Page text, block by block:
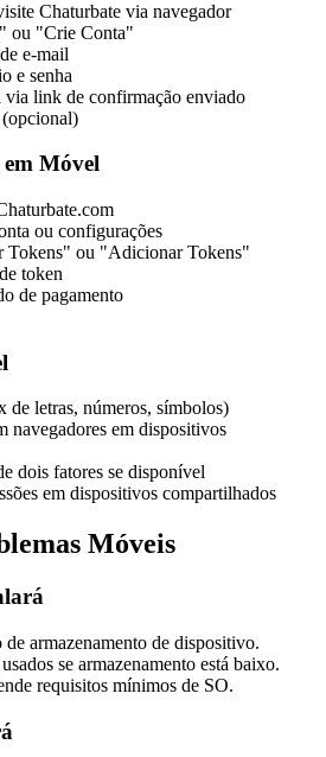
Chaturbate via navegador
ou "Crie Conta"
e-mail
e senha
via link de confirmação enviado
Móvel
ou configurações
Tokens" ou "Adicionar Tokens"
token
de pagamento
de letras, números, símbolos)
navegadores em dispositivos
dois fatores se disponível
em dispositivos compartilhados
Móveis
armazenamento de dispositivo.
se armazenamento está baixo.
requisitos mínimos de SO.